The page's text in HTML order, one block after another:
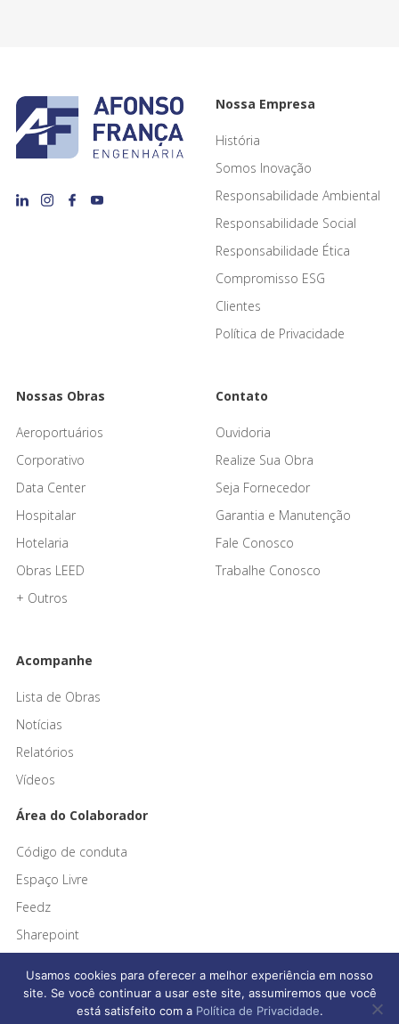
Nossa Empresa
História
Somos Inovação
Responsabilidade Ambiental
Responsabilidade Social
Responsabilidade Ética
Compromisso ESG
Clientes
Política de Privacidade
Nossas Obras
Aeroportuários
Corporativo
Data Center
Hospitalar
Hotelaria
Obras LEED
+ Outros
Contato
Ouvidoria
Realize Sua Obra
Seja Fornecedor
Garantia e Manutenção
Fale Conosco
Trabalhe Conosco
Acompanhe
Lista de Obras
Notícias
Relatórios
Vídeos
Área do Colaborador
Código de conduta
Espaço Livre
Feedz
Sharepoint
Usamos cookies para oferecer a melhor experiência em nosso
site. Se você continuar a usar este site, assumiremos que você
está satisfeito com a Política de Privacidade.